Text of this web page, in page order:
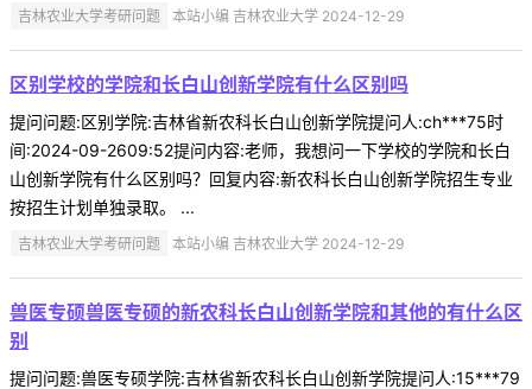
吉林农业大学考研问题 本站小编 吉林农业大学 2024-12-29
区别学校的学院和长白山创新学院有什么区别吗
提问问题:区别学院:吉林省新农科长白山创新学院提问人:ch***75时
间:2024-09-2609:52提问内容:老师，我想问一下学校的学院和长白
山创新学院有什么区别吗？回复内容:新农科长白山创新学院招生专业
按招生计划单独录取。 ...
吉林农业大学考研问题 本站小编 吉林农业大学 2024-12-29
兽医专硕兽医专硕的新农科长白山创新学院和其他的有什么区
别
提问问题:兽医专硕学院:吉林省新农科长白山创新学院提问人:15***79